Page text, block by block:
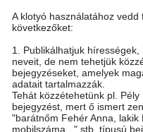
A klotyó használatához vedd
következőket:
1. Publikálhatjuk
neveit, de nem tehetjük
bejegyzéseket, amelyek
adatait tartalmazzák.
Tehát közzétehetünk pl.
bejegyzést, mert ő ismert
"barátnőm Fehér Anna, lakik
mobilszáma..." stb. típusú